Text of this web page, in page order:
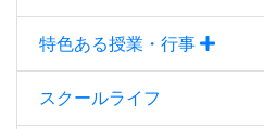
特色ある授業・行事
スクールライフ